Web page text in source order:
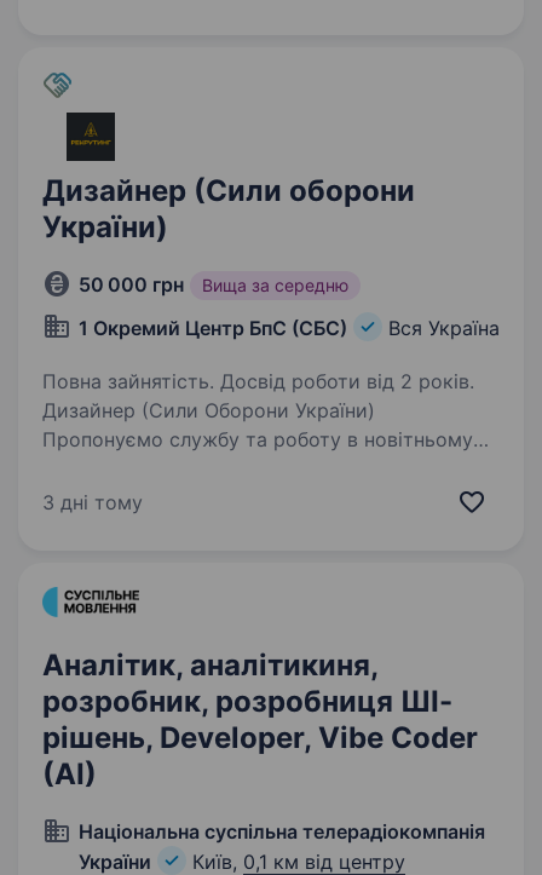
Дизайнер (Сили оборони
України)
50 000 грн Вища за середню
1 Окремий Центр БпС (СБС) Вся Україна
Повна зайнятість. Досвід роботи від 2 років.
Дизайнер (Сили Оборони України)
Пропонуємо службу та роботу в новітньому
підрозділ — 1-й Окремий Центр БпС —
3 дні тому
Аналітик, аналітикиня,
розробник, розробниця ШІ-
рішень, Developer, Vibe Coder
(AI)
Національна суспільна телерадіокомпанія
України
Київ, 0,1 км від центру